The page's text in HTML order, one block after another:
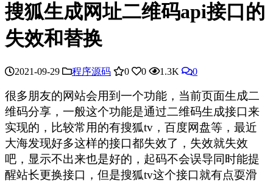
搜狐生成网址二维码api接口的
失效和替换
2021-09-29 程序源码 0 0 1.3K 0
很多朋友的网站会用到一个功能，当前页面生成二
维码分享，一般这个功能是通过二维码生成接口来
实现的，比较常用的有搜狐tv，百度网盘等，最近
大海发现好多这样的接口都失效了，失效就失效
吧，显示不出来也是好的，起码不会误导同时能提
醒站长更换接口，但是搜狐tv这个接口就有点耍滑